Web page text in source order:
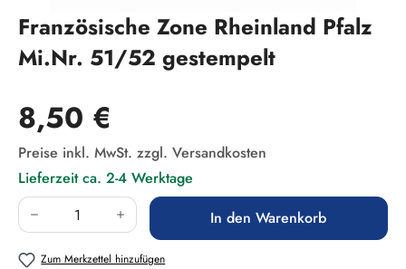
Französische Zone Rheinland Pfalz
Mi.Nr. 51/52 gestempelt
Regulärer Preis:
8,50 €
Preise inkl. MwSt. zzgl. Versandkosten
Lieferzeit ca. 2-4 Werktage
Produkt Anzahl: Gib den gewünschten Wert
In den Warenkorb
Zum Merkzettel hinzufügen